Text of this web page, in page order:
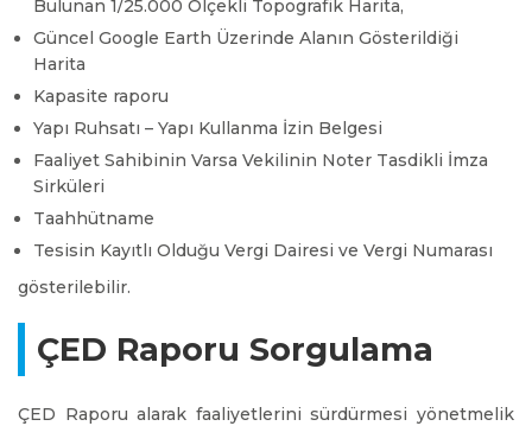
Bulunan 1/25.000 Ölçekli Topografik Harita,
Güncel Google Earth Üzerinde Alanın Gösterildiği
Harita
Kapasite raporu
Yapı Ruhsatı – Yapı Kullanma İzin Belgesi
Faaliyet Sahibinin Varsa Vekilinin Noter Tasdikli İmza
Sirküleri
Taahhütname
Tesisin Kayıtlı Olduğu Vergi Dairesi ve Vergi Numarası
gösterilebilir.
ÇED Raporu Sorgulama
ÇED Raporu alarak faaliyetlerini sürdürmesi yönetmelik